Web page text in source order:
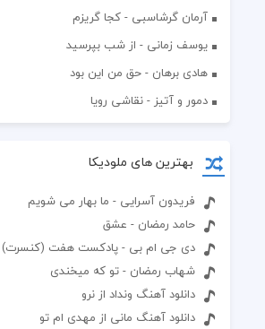
آرمان گرشاسبی - کجا گریزم
یوسف زمانی - از شب بپرسید
هادی برهان - حق من این بود
دمور و آتیز - نقاشی رویا
بهترین های ملودیکا
فریدون آسرایی - ما بهار می شویم
حامد رمضان - عشق
دی جی ام بی - پادکست هفت (کنسرت)
شهاب رمضان - تو که میخندی
دانلود آهنگ ونداد از نرو
دانلود آهنگ مانی از مهدی ام تو